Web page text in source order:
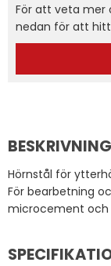
För att veta mer
nedan för att
BESKRIVNING
Hörnstål för
För bearbetning
microcement och